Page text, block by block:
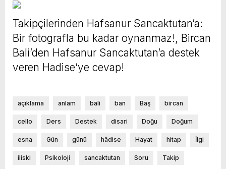
Takipçilerinden Hafsanur Sancaktutan’a:
Bir fotografla bu kadar oynanmaz!, Bircan
Bali’den Hafsanur Sancaktutan’a destek
veren Hadise’ye cevap!
açıklama anlam bali ban Baş bircan
cello Ders Destek disari Doğu Doğum
esna Gün günü hâdise Hayat hitap İlgi
iliski Psikoloji sancaktutan Soru Takip